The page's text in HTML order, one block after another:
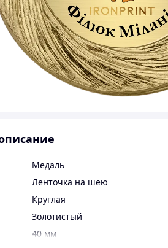
Медаль
Ленточка на шею
Круглая
Золотистый
40 мм